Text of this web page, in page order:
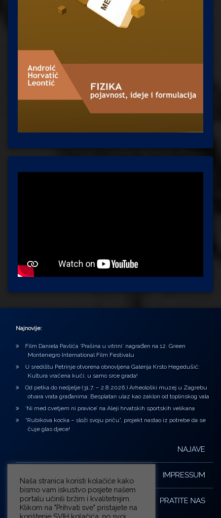
Najnovije:
Film Daniela Pavlića ‘Prašina u vitrini’ nagrađen na 12. Green
Montenegro International Film Festivalu
U središtu Petrinje otvorena obnovljena Galerija Krsto Hegedušić:
Kultura vraćena kući, u samo srce grada!
Od petka do nedjelje (31.7. – 2.8.2026.) Arheološki muzej u Zagrebu
otvara vrata građanima: Besplatan ulaz kao zaklon od toplinskog vala
‘Ni med cvetjem ni pravice’ na Aleji hrvatskih sportskih velikana
“Rubikova kocka – složi svoju priču”, projekt nastao iz potrebe da se
čuje glas djece!
NAJAVE
IMPRESSUM
PRATITE NAS
Naša stranica koristi kolačiće kako
bismo vam iskustvo posjete našem
portalu učinili bržim i kvalitetnijim.
Klikom na "Prihvati sve" pristajete na
korištenje SVIH kolačića, no svoj